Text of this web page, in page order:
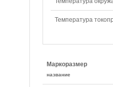
Температура
Маркоразмер
название